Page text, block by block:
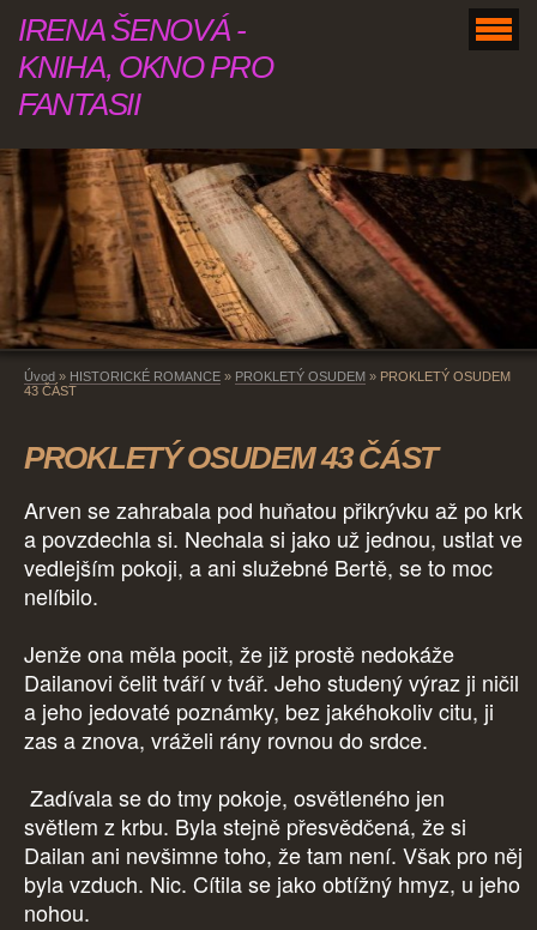
IRENA ŠENOVÁ -
KNIHA, OKNO PRO
FANTASII
Úvod » HISTORICKÉ ROMANCE » PROKLETÝ OSUDEM » PROKLETÝ OSUDEM
43 ČÁST
PROKLETÝ OSUDEM 43 ČÁST
Arven se zahrabala pod huňatou přikrývku až po krk
a povzdechla si. Nechala si jako už jednou, ustlat ve
vedlejším pokoji, a ani služebné Bertě, se to moc
nelíbilo.
Jenže ona měla pocit, že již prostě nedokáže
Dailanovi čelit tváří v tvář. Jeho studený výraz ji ničil
a jeho jedovaté poznámky, bez jakéhokoliv citu, ji
zas a znova, vráželi rány rovnou do srdce.
Zadívala se do tmy pokoje, osvětleného jen
světlem z krbu. Byla stejně přesvědčená, že si
Dailan ani nevšimne toho, že tam není. Však pro něj
byla vzduch. Nic. Cítila se jako obtížný hmyz, u jeho
nohou.